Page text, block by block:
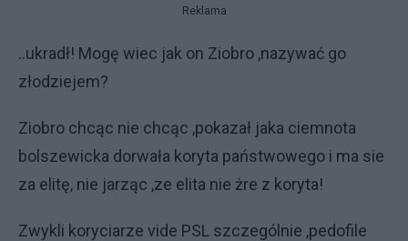
Reklama
..ukradł! Mogę wiec jak on Ziobro ,nazywać go
złodziejem?
Ziobro chcąc nie chcąc ,pokazał jaka ciemnota
bolszewicka dorwała koryta państwowego i ma sie
za elitę, nie jarząc ,ze elita nie żre z koryta!
Zwykli koryciarze vide PSL szczególnie ,pedofile